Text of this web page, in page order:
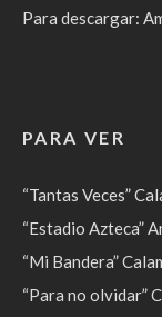
Para descargar:
PARA VER
“Tantas Veces”
“Estadio Azteca”
“Mi Bandera”
“Para no olvidar”